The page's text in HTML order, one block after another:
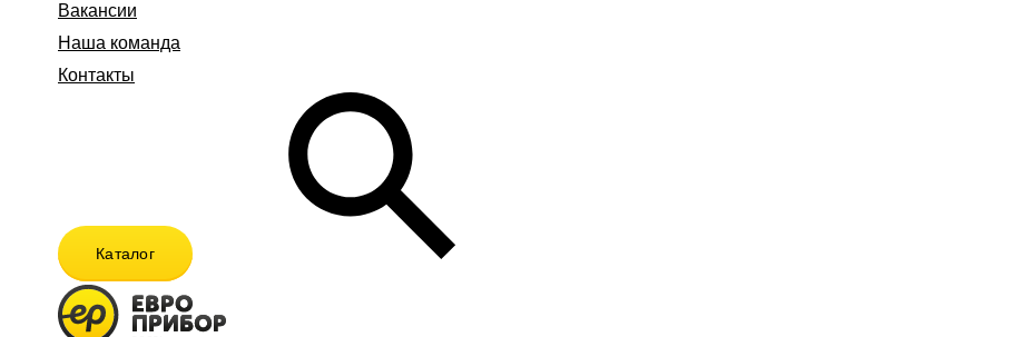
Вакансии
Наша команда
Контакты
Каталог